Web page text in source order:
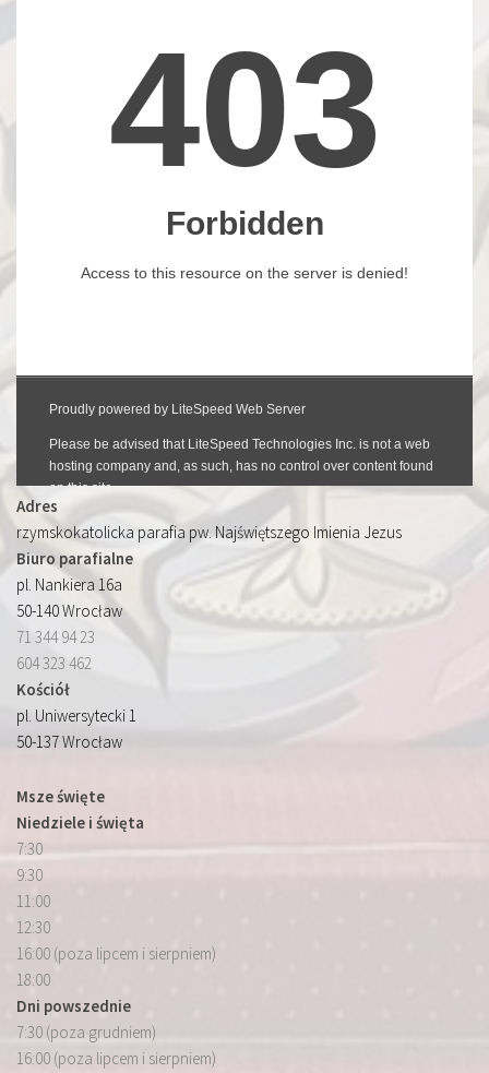
Adres
rzymskokatolicka parafia pw. Najświętszego Imienia Jezus
Biuro parafialne
pl. Nankiera 16a
50-140 Wrocław
71 344 94 23
604 323 462
Kościół
pl. Uniwersytecki 1
50-137 Wrocław
Msze święte
Niedziele i święta
7:30
9:30
11:00
12:30
16:00 (poza lipcem i sierpniem)
18:00
Dni powszednie
7:30 (poza grudniem)
16:00 (poza lipcem i sierpniem)